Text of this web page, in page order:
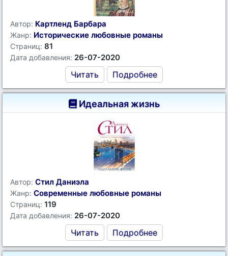
Автор: Картленд Барбара
Жанр: Исторические любовные романы
Страниц: 81
Дата добавления: 26-07-2020
Читать Подробнее
Идеальная жизнь
Автор: Стил Даниэла
Жанр: Современные любовные романы
Страниц: 119
Дата добавления: 26-07-2020
Читать Подробнее